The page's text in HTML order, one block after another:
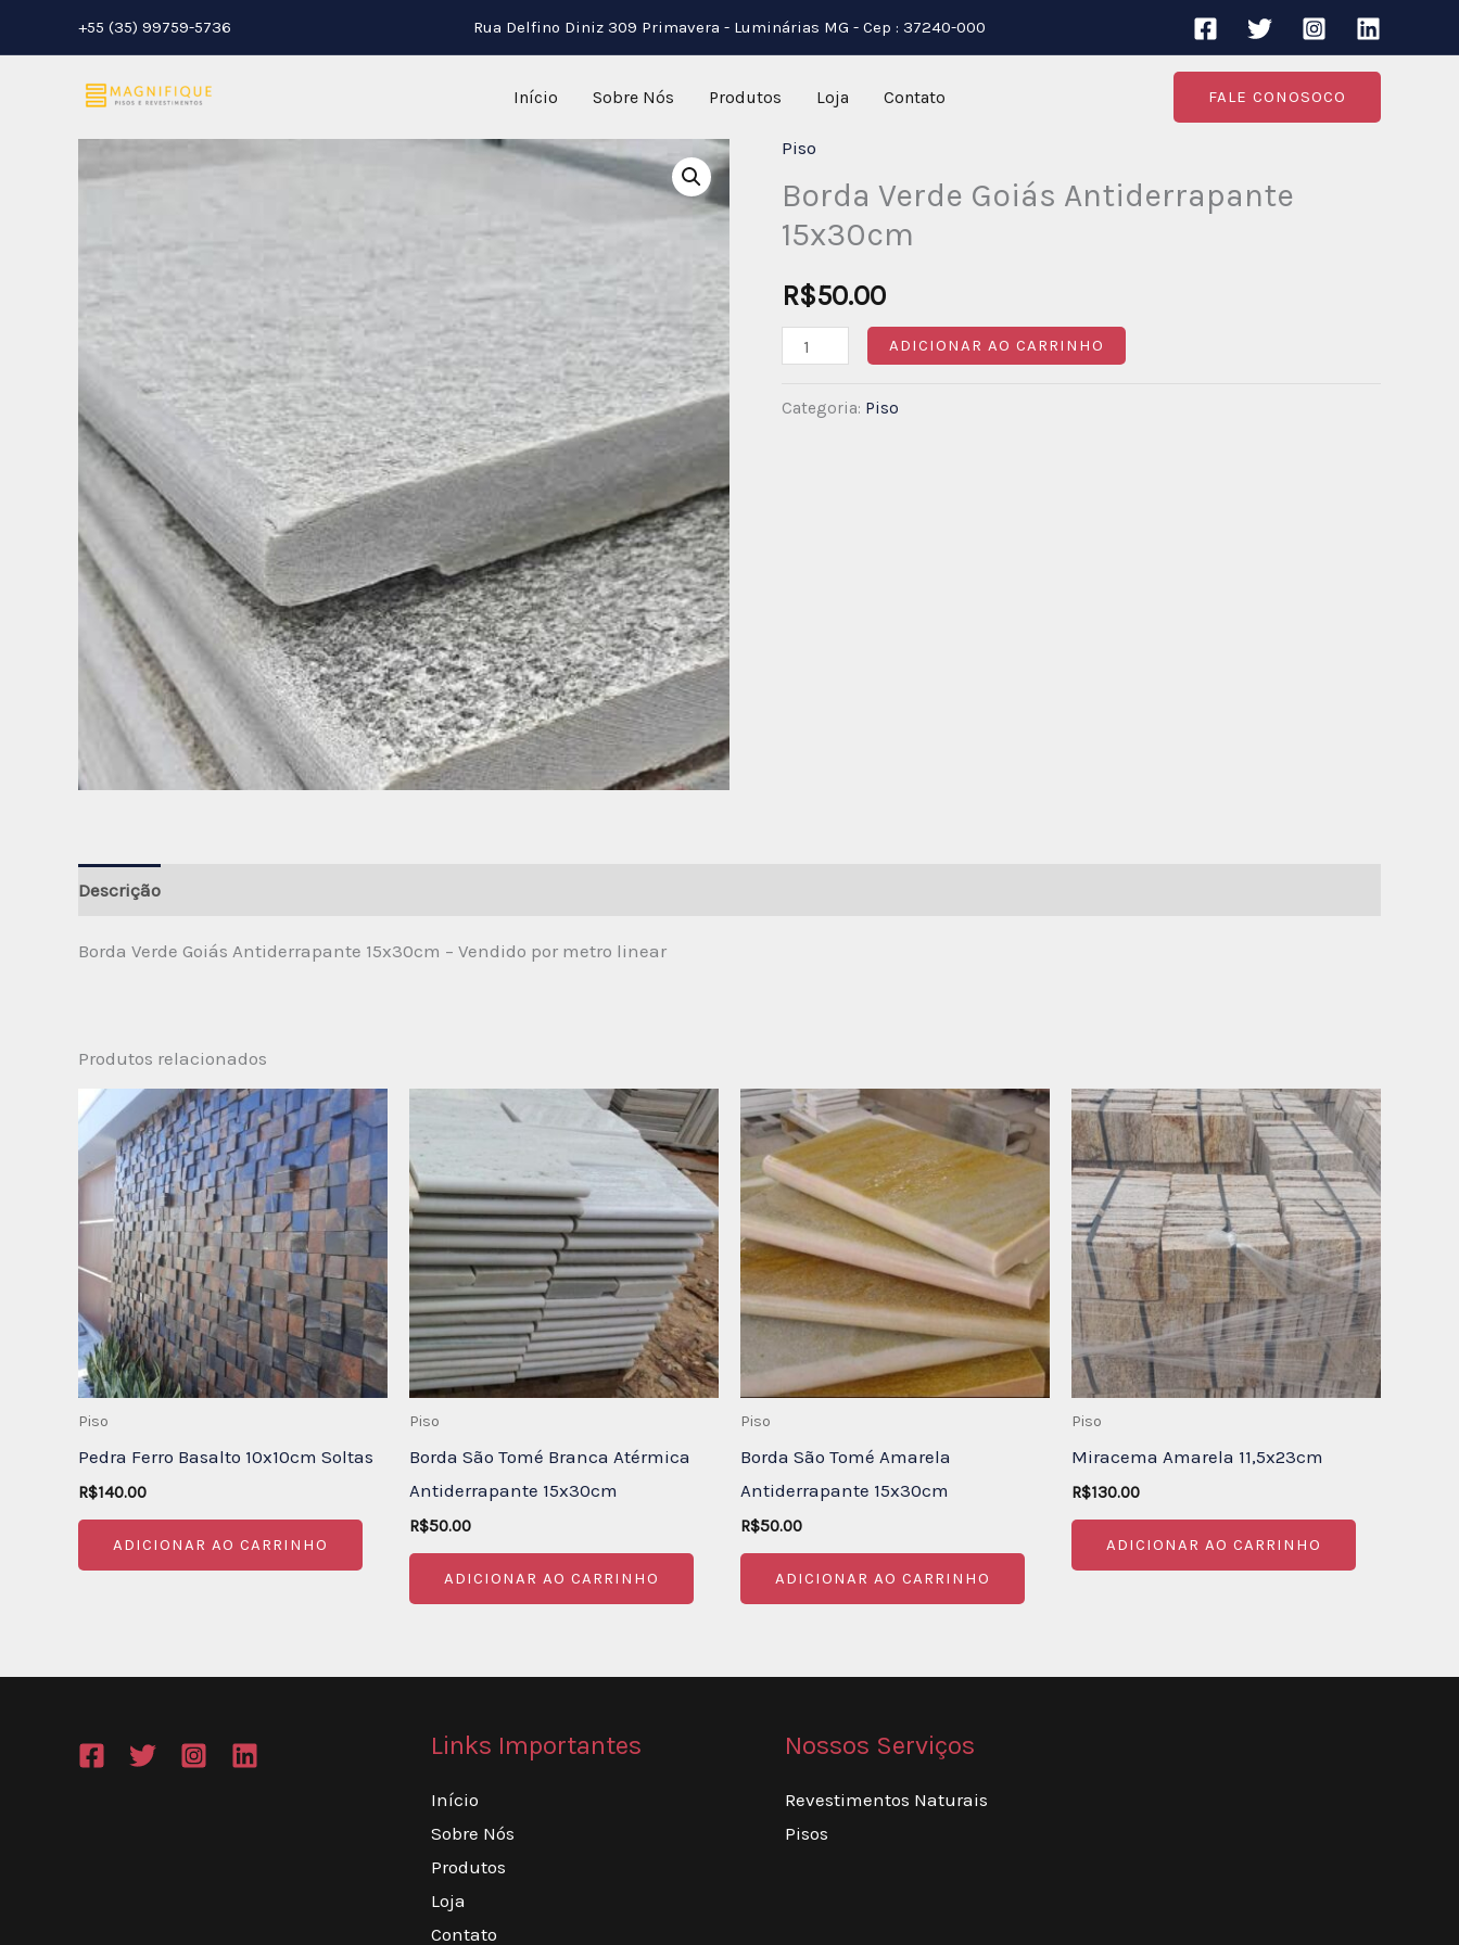
para
+55 (35) 99759-5736 Rua Delfino Diniz 309 Primavera - Luminárias MG - Cep : 37240-000
Início Sobre Nós Produtos Loja Contato FALE CONOSOCO
Piso
Borda Verde Goiás Antiderrapante
15x30cm
R$50.00
Borda
Verde
Goiás
15x30cm
quantidade
ADICIONAR AO CARRINHO
Categoria: Piso
Descrição
Borda Verde Goiás Antiderrapante 15x30cm – Vendido por metro linear
Produtos relacionados
Piso
Pedra Ferro Basalto 10x10cm Soltas
R$140.00
ADICIONAR AO CARRINHO
Piso
Borda São Tomé Branca Atérmica
Antiderrapante 15x30cm
R$50.00
ADICIONAR AO CARRINHO
Piso
Borda São Tomé Amarela
Antiderrapante 15x30cm
R$50.00
ADICIONAR AO CARRINHO
Piso
Miracema Amarela 11,5x23cm
R$130.00
ADICIONAR AO CARRINHO
Links Importantes
Início
Sobre Nós
Produtos
Loja
Contato
Nossos Serviços
Revestimentos Naturais
Pisos